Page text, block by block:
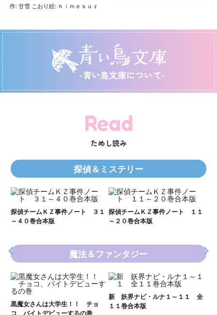
作: 甘雪 こおり絵: ｈｉｍｅｓｕｚ
-青い鳥文庫について-
Read
ためし読み
探偵＆ミステリー
探偵チームＫＺ事件ノート ３１
～４０巻合本版
探偵チームＫＺ事件ノート １１
～２０巻合本版
魔法＆ファンタジー
黒魔女さんは大学生！！ チョ
コ、バイトデビューするの巻
新 妖界ナビ・ルナ１～１１ 全
１１巻合本版